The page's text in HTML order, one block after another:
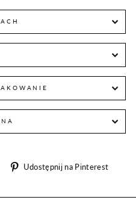
UdostępnijUdostępnij na Pinterest